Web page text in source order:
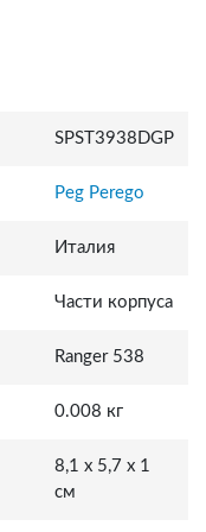
SPST3938DGP
Peg Perego
Италия
Части корпуса
Ranger 538
0.008 кг
8,1 x 5,7 x 1
см